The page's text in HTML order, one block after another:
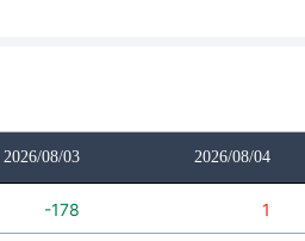
2026/08/03 2026/08/04
-178 1